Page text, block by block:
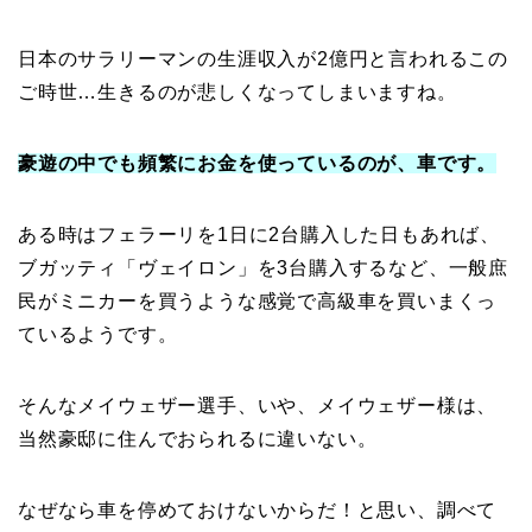
日本のサラリーマンの生涯収入が2億円と言われるこの
ご時世…生きるのが悲しくなってしまいますね。
豪遊の中でも頻繁にお金を使っているのが、車です。
ある時はフェラーリを1日に2台購入した日もあれば、
ブガッティ「ヴェイロン」を3台購入するなど、一般庶
民がミニカーを買うような感覚で高級車を買いまくっ
ているようです。
そんなメイウェザー選手、いや、メイウェザー様は、
当然豪邸に住んでおられるに違いない。
なぜなら車を停めておけないからだ！と思い、調べて